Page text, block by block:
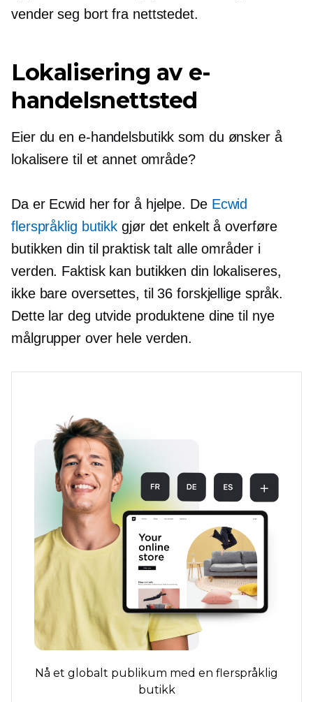
vender seg bort fra nettstedet.
Lokalisering av e-
handelsnettsted
Eier du en e-handelsbutikk som du ønsker å
lokalisere til et annet område?
Da er Ecwid her for å hjelpe. De Ecwid
flerspråklig butikk gjør det enkelt å overføre
butikken din til praktisk talt alle områder i
verden. Faktisk kan butikken din lokaliseres,
ikke bare oversettes, til 36 forskjellige språk.
Dette lar deg utvide produktene dine til nye
målgrupper over hele verden.
Nå et globalt publikum med en flerspråklig
butikk